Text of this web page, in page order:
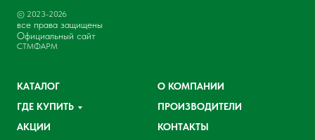
© 2023-2026
все права защищены
Официальный сайт
СТМФАРМ
КАТАЛОГ
ГДЕ КУПИТЬ
АКЦИИ
О КОМПАНИИ
ПРОИЗВОДИТЕЛИ
КОНТАКТЫ